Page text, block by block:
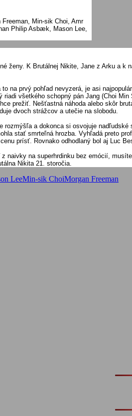
Min-sik Choi, Amr
Philip Asbæk, Mason Lee,
ženy. K Brutálnej Nikite, Jane z Arku a
na prvý pohľad nevyzerá, je asi
všetkého schopný pán Jang (Choi
prežiť. Nešťastná náhoda alebo skôr
dvoch strážcov a utečie na slobodu.
a dokonca si osvojuje
stať smrteľná hrozba. Vyhľadá preto
prísť. Rovnako odhodlaný bol aj Luc
naivky na superhrdinku bez emócií,
Nikita 21. storočia.
LeeMin-sik ChoiMorgan Freeman